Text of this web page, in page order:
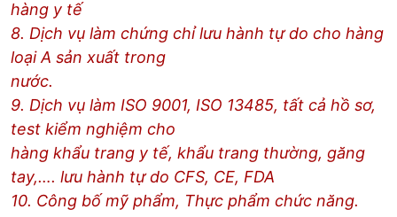
hàng y tế
8. Dịch vụ làm chứng chỉ lưu hành tự do cho hàng
loại A sản xuất trong
nước.
9. Dịch vụ làm ISO 9001, ISO 13485, tất cả hồ sơ,
test kiểm nghiệm cho
hàng khẩu trang y tế, khẩu trang thường, găng
tay,…. lưu hành tự do CFS, CE, FDA
10. Công bố mỹ phẩm, Thực phẩm chức năng.